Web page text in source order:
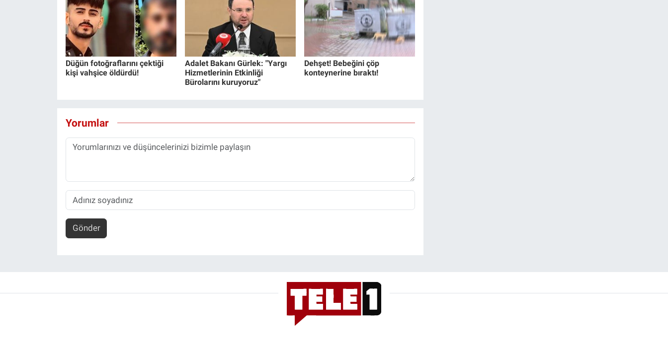
Düğün fotoğraflarını çektiği
kişi vahşice öldürdü!
Adalet Bakanı Gürlek: "Yargı
Hizmetlerinin Etkinliği
Bürolarını kuruyoruz"
Dehşet! Bebeğini çöp
konteynerine bıraktı!
Yorumlar
Gönder